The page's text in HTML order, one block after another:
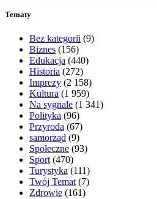
Tematy
Bez kategorii (9)
Biznes (156)
Edukacja (440)
Historia (272)
Imprezy (2 158)
Kultura (1 959)
Na sygnale (1 341)
Polityka (96)
Przyroda (67)
samorząd (9)
Społeczne (93)
Sport(470)
Turystyka (111)
Twój Temat(7)
Zdrowie (161)